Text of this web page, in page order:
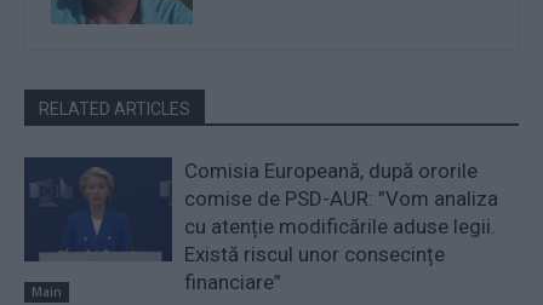
RELATED ARTICLES
Main
Comisia Europeană, după ororile
comise de PSD-AUR: ”Vom analiza
cu atenție modificările aduse legii.
Există riscul unor consecințe
financiare”